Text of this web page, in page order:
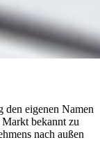
den eigenen Namen
bekannt zu
nach außen